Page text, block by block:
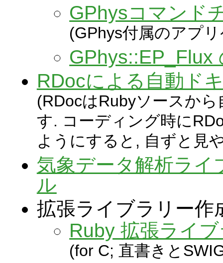
GPhysコマンド
(GPhys付属のアプ
GPhys::EP_Flux
RDocによる自動ド
(RDocはRubyソースか
す. コーディング時に
ようにすると, 自ずと見
気象データ解析ライ
ル
拡張ライブラリー作
Ruby 拡張ライ
(for C; 直書きと